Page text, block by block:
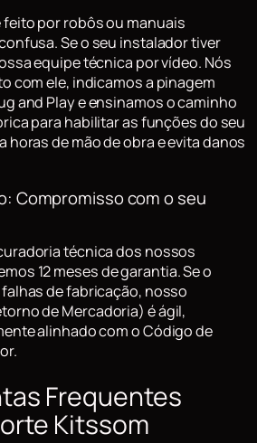
feito por robôs ou manuais
Se o seu instalador tiver
equipe técnica por vídeo. Nós
com ele, indicamos a pinagem
and Playe ensinamos o caminho
para habilitar as funções do seu
horas de mão de obra e evita danos
Compromisso com o seu
técnica dos nossos
12 meses de garantia. Se o
de fabricação, nosso
de Mercadoria) é ágil,
alinhado com o Código de
Frequentes
Kitssom